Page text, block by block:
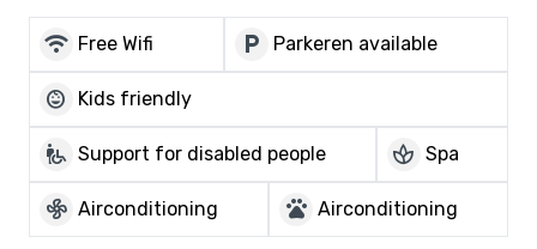
wifi Free Wifi local_parking Parkeren available
child_care Kids friendly
wheelchair_pickup Support for disabled people spa Spa
mode_fan Airconditioning pets Airconditioning